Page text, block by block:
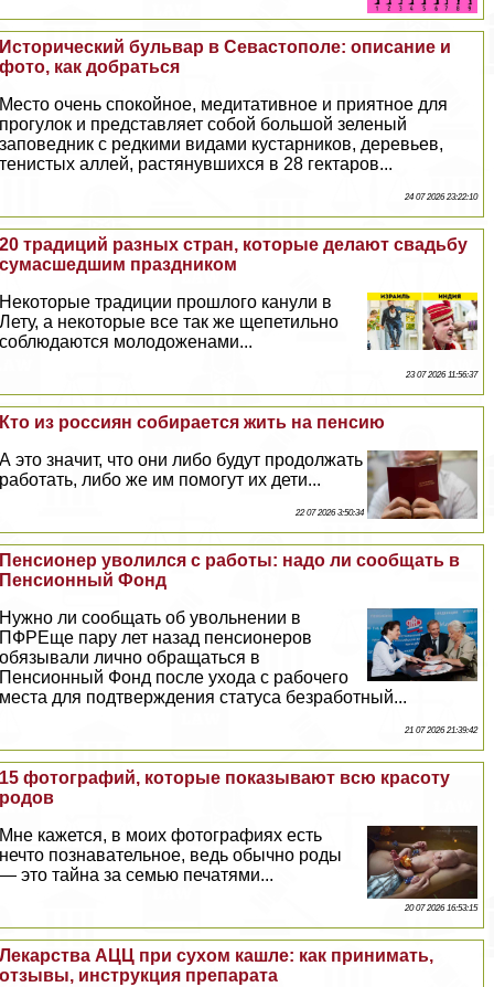
Исторический бульвар в Севастополе: описание и
фото, как добраться
Место очень спокойное, медитативное и приятное для
прогулок и представляет собой большой зеленый
заповедник с редкими видами кустарников, деревьев,
тенистых аллей, растянувшихся в 28 гектаров...
24 07 2026 23:22:10
20 традиций разных стран, которые делают свадьбу
cyмacшедшим праздником
Некоторые традиции прошлого канули в
Лету, а некоторые все так же щепетильно
соблюдаются молодоженами...
23 07 2026 11:56:37
Кто из россиян собирается жить на пенсию
А это значит, что они либо будут продолжать
работать, либо же им помогут их дети...
22 07 2026 3:50:34
Пенсионер уволился с работы: надо ли сообщать в
Пенсионный Фонд
Нужно ли сообщать об увольнении в
ПФРЕще пару лет назад пенсионеров
обязывали лично обращаться в
Пенсионный Фонд после ухода с рабочего
места для подтверждения статуса безработный...
21 07 2026 21:39:42
15 фотографий, которые показывают всю красоту
родов
Мне кажется, в моих фотографиях есть
нечто познавательное, ведь обычно роды
— это тайна за семью печатями...
20 07 2026 16:53:15
Лекарства АЦЦ при сухом кашле: как принимать,
отзывы, инструкция препарата